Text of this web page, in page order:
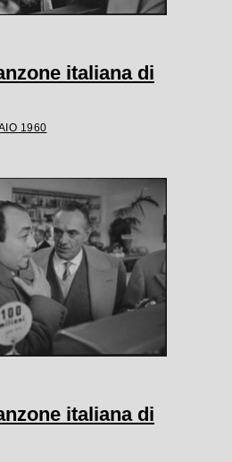
italiana di
1960
italiana di